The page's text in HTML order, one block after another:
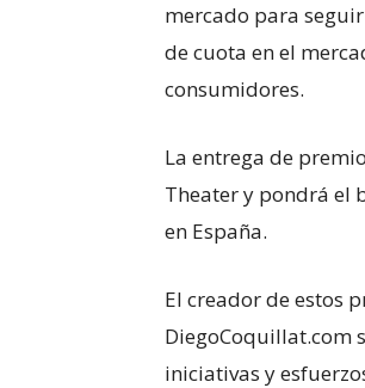
mercado para
de cuota en el
consumidores.
La entrega de
Theater y pondrá el
en España.
El creador de estos
DiegoCoquillat.com
iniciativas y